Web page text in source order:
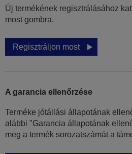
Új termékének regisztrálásához
most gombra.
Regisztráljon most
A garancia ellenőrzése
Terméke jótállási állapotának
alábbi "Garancia állapotának
meg a termék sorozatszámát a